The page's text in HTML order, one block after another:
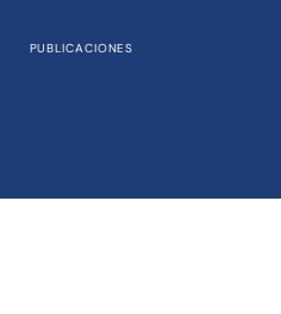
PUBLICACIONES